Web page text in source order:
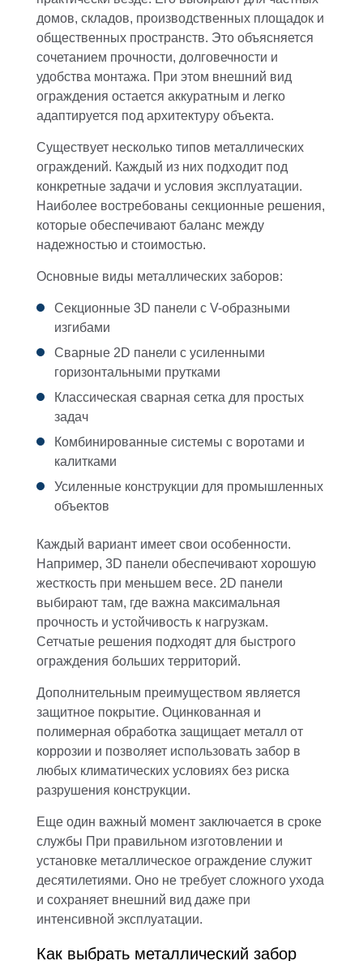
домов, складов, производственных площадок и
общественных пространств. Это объясняется
сочетанием прочности, долговечности и
удобства монтажа. При этом внешний вид
ограждения остается аккуратным и легко
адаптируется под архитектуру объекта.
Существует несколько типов металлических
ограждений. Каждый из них подходит под
конкретные задачи и условия эксплуатации.
Наиболее востребованы секционные решения,
которые обеспечивают баланс между
надежностью и стоимостью.
Основные виды металлических заборов:
Секционные 3D панели с V-образными
изгибами
Сварные 2D панели с усиленными
горизонтальными прутками
Классическая сварная сетка для простых
задач
Комбинированные системы с воротами и
калитками
Усиленные конструкции для промышленных
объектов
Каждый вариант имеет свои особенности.
Например, 3D панели обеспечивают хорошую
жесткость при меньшем весе. 2D панели
выбирают там, где важна максимальная
прочность и устойчивость к нагрузкам.
Сетчатые решения подходят для быстрого
ограждения больших территорий.
Дополнительным преимуществом является
защитное покрытие. Оцинкованная и
полимерная обработка защищает металл от
коррозии и позволяет использовать забор в
любых климатических условиях без риска
разрушения конструкции.
Еще один важный момент заключается в сроке
службы При правильном изготовлении и
установке металлическое ограждение служит
десятилетиями. Оно не требует сложного ухода
и сохраняет внешний вид даже при
интенсивной эксплуатации.
Как выбрать металлический забор